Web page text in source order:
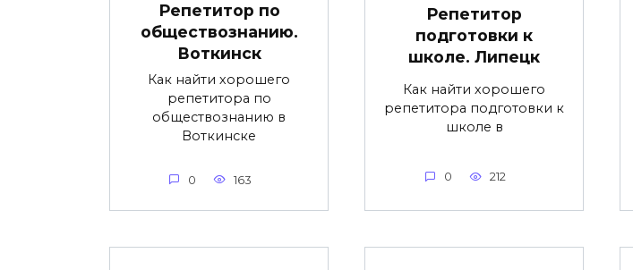
Репетитор по
обществознанию.
Воткинск
Как найти хорошего
репетитора по
обществознанию в
Воткинске
0 163
Репетитор
подготовки к
школе. Липецк
Как найти хорошего
репетитора подготовки к
школе в
0 212